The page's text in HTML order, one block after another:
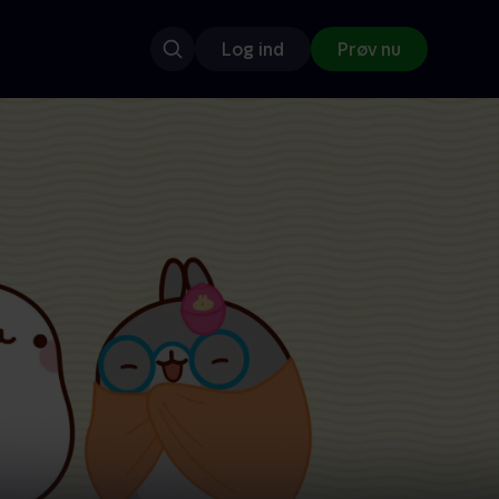
Log ind Prøv nu